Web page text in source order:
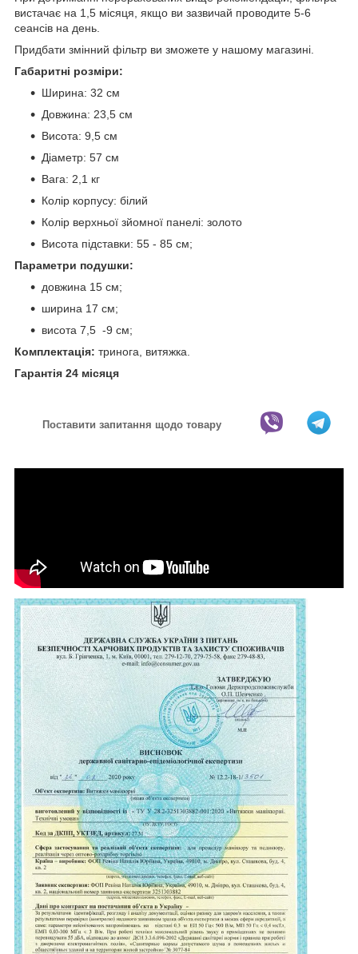
вистачає на 1,5 місяця, якщо ви зазвичай проводите 5-6
сеансів на день.
Придбати змінний фільтр ви зможете у нашому магазині.
Габаритні розміри:
Ширина: 32 см
Довжина: 23,5 см
Висота: 9,5 см
Діаметр: 57 см
Вага: 2,1 кг
Колір корпусу: білий
Колір верхньої зйомної панелі: золото
Висота підставки: 55 - 85 см;
Параметри подушки:
довжина 15 см;
ширина 17 см;
висота 7,5 -9 см;
Комплектація: тринога, витяжка.
Гарантія 24 місяця
Поставити запитання щодо товару